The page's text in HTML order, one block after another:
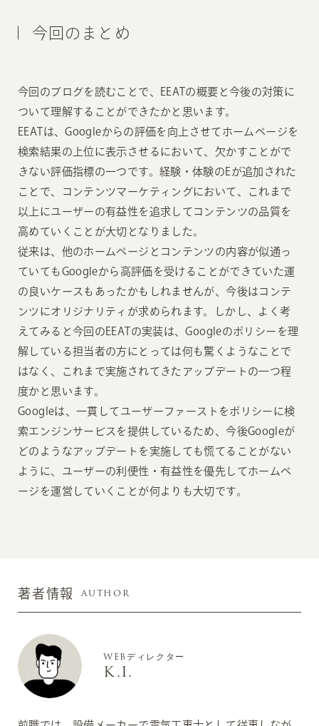
今回のまとめ
今回のブログを読むことで、EEATの概要と今後の対策に
ついて理解することができたかと思います。
EEATは、Googleからの評価を向上させてホームページを
検索結果の上位に表示させるにおいて、欠かすことがで
きない評価指標の一つです。経験・体験のEが追加された
ことで、コンテンツマーケティングにおいて、これまで
以上にユーザーの有益性を追求してコンテンツの品質を
高めていくことが大切となりました。
従来は、他のホームページとコンテンツの内容が似通っ
ていてもGoogleから高評価を受けることができていた運
の良いケースもあったかもしれませんが、今後はコンテ
ンツにオリジナリティが求められます。しかし、よく考
えてみると今回のEEATの実装は、Googleのポリシーを理
解している担当者の方にとっては何も驚くようなことで
はなく、これまで実施されてきたアップデートの一つ程
度かと思います。
Googleは、一貫してユーザーファーストをポリシーに検
索エンジンサービスを提供しているため、今後Googleが
どのようなアップデートを実施しても慌てることがない
ように、ユーザーの利便性・有益性を優先してホームペ
ージを運営していくことが何よりも大切です。
著者情報 AUTHOR
WEBディレクター
K.I.